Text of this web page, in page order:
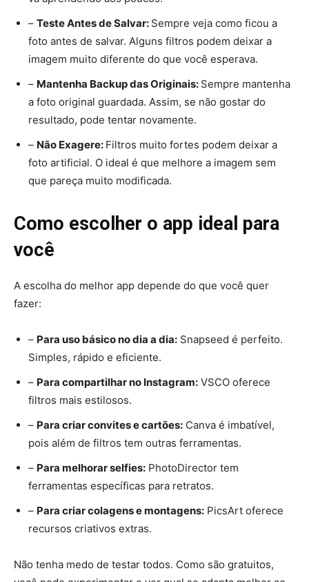
– Teste Antes de Salvar: Sempre veja como ficou a
foto antes de salvar. Alguns filtros podem deixar a
imagem muito diferente do que você esperava.
– Mantenha Backup das Originais: Sempre mantenha
a foto original guardada. Assim, se não gostar do
resultado, pode tentar novamente.
– Não Exagere: Filtros muito fortes podem deixar a
foto artificial. O ideal é que melhore a imagem sem
que pareça muito modificada.
Como escolher o app ideal para
você
A escolha do melhor app depende do que você quer
fazer:
– Para uso básico no dia a dia: Snapseed é perfeito.
Simples, rápido e eficiente.
– Para compartilhar no Instagram: VSCO oferece
filtros mais estilosos.
– Para criar convites e cartões: Canva é imbatível,
pois além de filtros tem outras ferramentas.
– Para melhorar selfies: PhotoDirector tem
ferramentas específicas para retratos.
– Para criar colagens e montagens: PicsArt oferece
recursos criativos extras.
Não tenha medo de testar todos. Como são gratuitos,